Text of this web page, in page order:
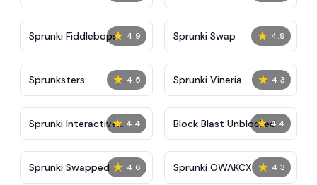
★ 4.9
Sprunki Fiddlebops ★ 4.9
Sprunki Swap
★ 4.5
Sprunksters ★ 4.3
Sprunki Vineria
★ 4.4
Sprunki Interactive
Tunner
★ 4.4
Block Blast Unblocked
★ 4.6
Sprunki Swapped ★ 4.3
Sprunki OWAKCX